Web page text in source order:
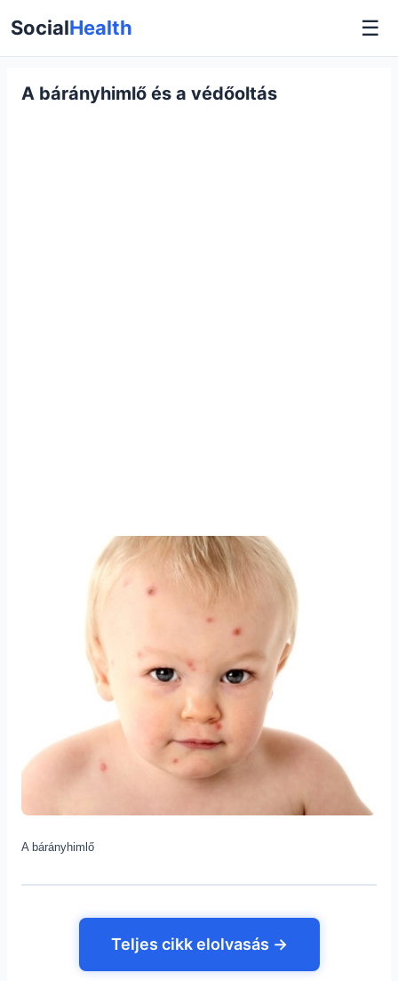
SocialHealth ☰
A bárányhimlő és a védőoltás
A bárányhimlő
Teljes cikk elolvasás →